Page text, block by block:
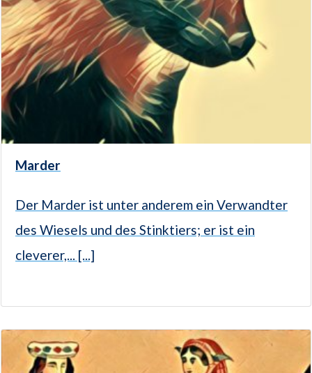
Marder
Der Marder ist unter anderem ein Verwandter
des Wiesels und des Stinktiers; er ist ein
cleverer,... [...]